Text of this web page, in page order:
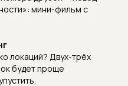
мини-фильм с
локаций? Двух-трёх
будет проще